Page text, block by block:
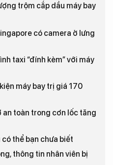
trộm cắp dầu máy bay
có camera ở lưng
taxi “đính kèm” với máy
máy bay trị giá 170
an toàn trong cơn lốc tăng
thể bạn chưa biết
thông tin nhân viên bị